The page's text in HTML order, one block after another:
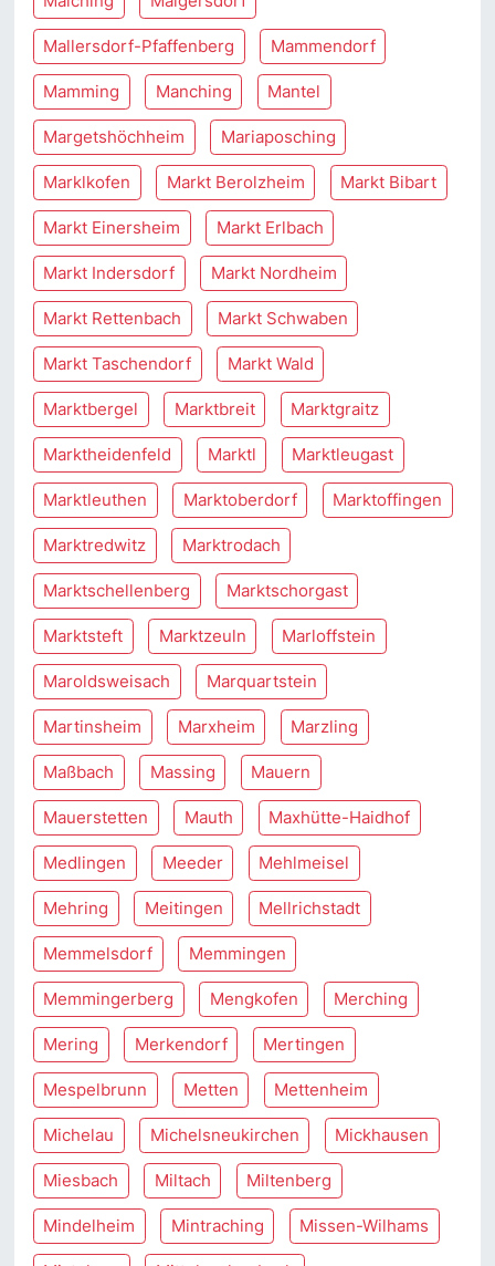
Mallersdorf-Pfaffenberg Mammendorf
Mamming Manching Mantel
Margetshöchheim Mariaposching
Marklkofen Markt Berolzheim Markt Bibart
Markt Einersheim Markt Erlbach
Markt Indersdorf Markt Nordheim
Markt Rettenbach Markt Schwaben
Markt Taschendorf Markt Wald
Marktbergel Marktbreit Marktgraitz
Marktheidenfeld Marktl Marktleugast
Marktleuthen Marktoberdorf Marktoffingen
Marktredwitz Marktrodach
Marktschellenberg Marktschorgast
Marktsteft Marktzeuln Marloffstein
Maroldsweisach Marquartstein
Martinsheim Marxheim Marzling
Maßbach Massing Mauern
Mauerstetten Mauth Maxhütte-Haidhof
Medlingen Meeder Mehlmeisel
Mehring Meitingen Mellrichstadt
Memmelsdorf Memmingen
Memmingerberg Mengkofen Merching
Mering Merkendorf Mertingen
Mespelbrunn Metten Mettenheim
Michelau Michelsneukirchen Mickhausen
Miesbach Miltach Miltenberg
Mindelheim Mintraching Missen-Wilhams